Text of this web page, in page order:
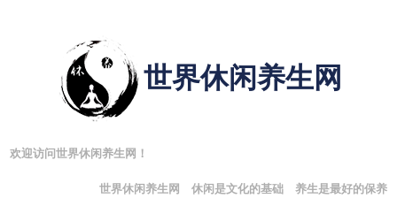
世界休闲养生网
欢迎访问世界休闲养生网！
世界休闲养生网 休闲是文化的基础 养生是最好的保养